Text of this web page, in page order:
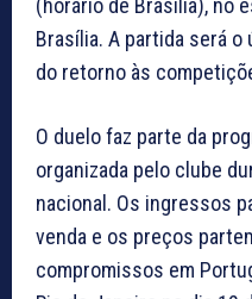
(horário de Brasília), no
Brasília. A partida será
do retorno às
O duelo faz parte da
organizada pelo clube
nacional. Os ingressos
venda e os preços
compromissos em